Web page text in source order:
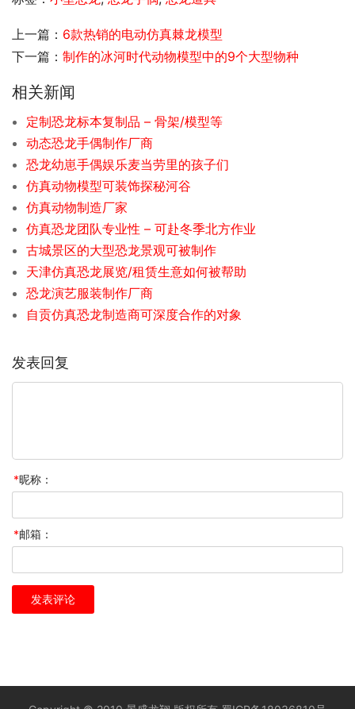
上一篇： 6款热销的电动仿真棘龙模型
下一篇： 制作的冰河时代动物模型中的9个大型物种
相关新闻
定制恐龙标本复制品 – 骨架/模型等
动态恐龙手偶制作厂商
恐龙幼崽手偶娱乐麦当劳里的孩子们
仿真动物模型可装饰探秘河谷
仿真动物制造厂家
仿真恐龙团队专业性 – 可赴冬季北方作业
古城景区的大型恐龙景观可被制作
天津仿真恐龙展览/租赁生意如何被帮助
恐龙演艺服装制作厂商
自贡仿真恐龙制造商可深度合作的对象
发表回复
*昵称：
*邮箱：